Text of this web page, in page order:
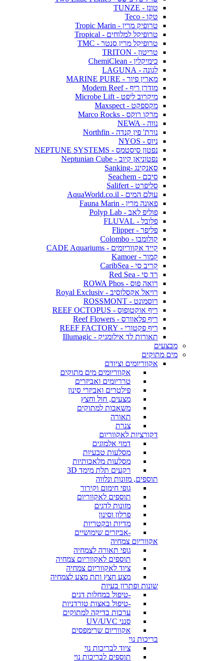
טונז - TUNZE
טקו - Teco
טרופיק מרין - Tropic Marin
טרופיקל למלוחים - Tropical
טרופיקל מרין סנטר - TMC
טריטון - TRITON
כימיקלין - ChemiClean
לגונה - LAGUNA
מארין פיור - MARINE PURE
מודרן ריף - Modern Reef
מיקרוב ליפט - Microbe Lift
מקספקט - Maxspect
מרקו רוקס - Marco Rocks
נווה - NEWA
נורת' פין קנדה - Northfin
ניוס - NYOS
נפטון סיסטמס - NEPTUNE SYSTEMS
נפטוניאן קיוב - Neptunian Cube
סאנקינג -Sanking
סיכם - Seachem
סליפרט - Salifert
עולם המים - AquaWorld.co.il
פאונה מרין - Fauna Marin
פוליפ לאב - Polyp Lab
פלובל - FLUVAL
פליפר - Flipper
קולומבו - Colombo
קייד אקווריומים - CADE Aquariums
קמור - Kamoer
קריב סי - CaribSea
רד סי - Red Sea
רואה פוס - ROWA Phos
רויאל אקסלוסיב - Royal Exclusiv
רוסמונט - ROSSMONT
ריף אוקטופוס - REEF OCTOPUS
ריף פלאוורס - Reef Flowers
ריף פקטורי - REEF FACTORY
תאורות לד אילומגיק - Illumagic
מבצעים
מים מתוקים
אקווריומים וציודם
אקווריומים מים מתוקים
טרריומים ואביזרים
פילטרים ואביזרי סינון
מצעים, חול וחצץ
משאבות למתוקים
תאורה
צנרת
דקורציות לאקווריום
דמוי אלמוגים
מסלעות טבעיות
מסלעות מלאכותיות
רקעים תלת מימד 3D
תוספים, מזונות ונלווה
גופי חימום וקירור
תוספים לאקווריום
מזונות לדגים
פרלון וסינון
מדיות ובקטריות
-אביזרים שימושיים
אקווריום צמחיה
גופי תאורה לצמחיה
תוספים לאקווריום צמחיה
ציוד לאקווריום צמחיה
מצע חצץ ותת מצע לצמחיה
שונות ופתרון בעיות
-טיפול במחלות דגים
-טיפול באצות טורדניות
ערכות בדיקה למתוקים
סנני UV/UVC
אקווריום שרימפסים
בריכות נוי
ציוד לבריכות נוי
תוספים לבריכות נוי